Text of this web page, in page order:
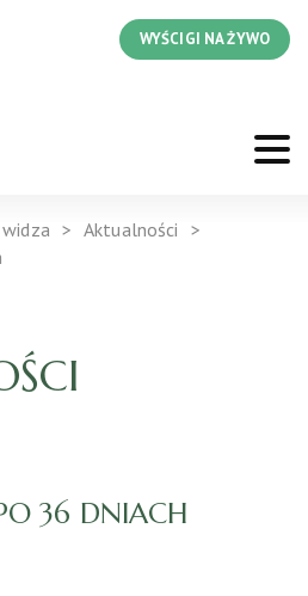
WYŚCIGI NA ŻYWO
Aktualności
36 DNIACH